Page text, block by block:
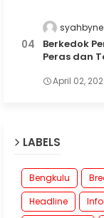
Berkedok
Peras dan
April 02,
LABELS
Bengkulu
Headline